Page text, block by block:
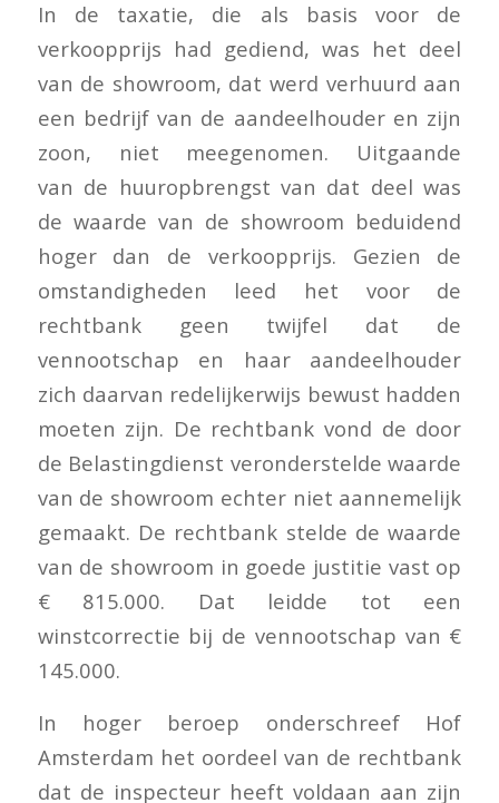
In de taxatie, die als basis voor de
verkoopprijs had gediend, was het deel
van de showroom, dat werd verhuurd aan
een bedrijf van de aandeelhouder en zijn
zoon, niet meegenomen. Uitgaande
van de huuropbrengst van dat deel was
de waarde van de showroom beduidend
hoger dan de verkoopprijs. Gezien de
omstandigheden leed het voor de
rechtbank geen twijfel dat de
vennootschap en haar aandeelhouder
zich daarvan redelijkerwijs bewust hadden
moeten zijn. De rechtbank vond de door
de Belastingdienst veronderstelde waarde
van de showroom echter niet aannemelijk
gemaakt. De rechtbank stelde de waarde
van de showroom in goede justitie vast op
€ 815.000. Dat leidde tot een
winstcorrectie bij de vennootschap van €
145.000.
In hoger beroep onderschreef Hof
Amsterdam het oordeel van de rechtbank
dat de inspecteur heeft voldaan aan zijn